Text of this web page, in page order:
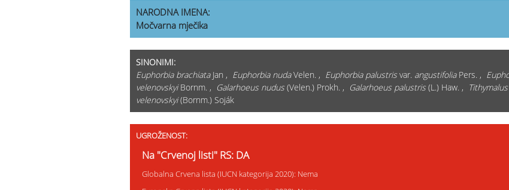
NARODNA IMENA:
Močvarna mječika
SINONIMI:
Euphorbia brachiataJan , Euphorbia nudaVelen. , Euphorbia palustrisvar. angustifoliaPers. ,
velenovskyiBornm. , Galarhoeus nudus(Velen.) Prokh. , Galarhoeus palustris(L.) Haw. ,
velenovskyi(Bornm.) Soják
UGROŽENOST:
Na "Crvenoj listi" RS: DA
Globalna Crvena lista (IUCN kategorija 2020): Nema